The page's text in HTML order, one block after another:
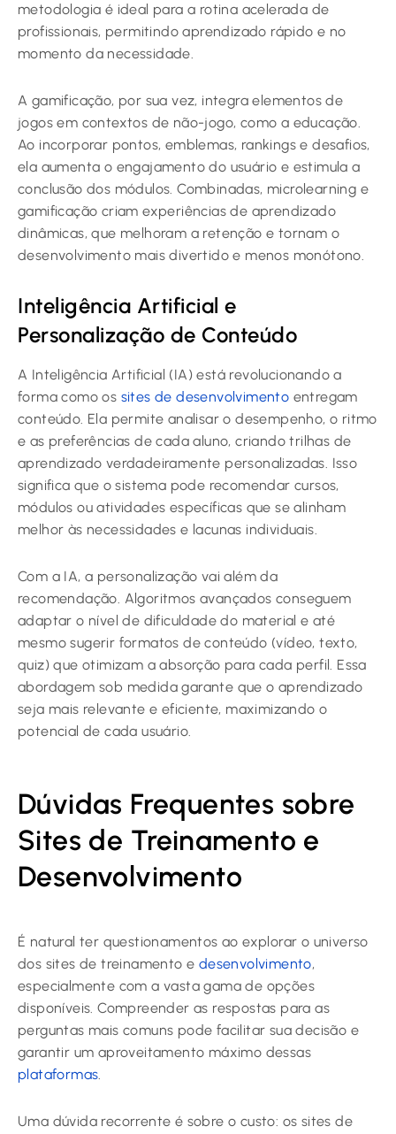
metodologia é ideal para a rotina acelerada de
profissionais, permitindo aprendizado rápido e no
momento da necessidade.
A gamificação, por sua vez, integra elementos de
jogos em contextos de não-jogo, como a educação.
Ao incorporar pontos, emblemas, rankings e desafios,
ela aumenta o engajamento do usuário e estimula a
conclusão dos módulos. Combinadas, microlearning e
gamificação criam experiências de aprendizado
dinâmicas, que melhoram a retenção e tornam o
desenvolvimento mais divertido e menos monótono.
Inteligência Artificial e
Personalização de Conteúdo
A Inteligência Artificial (IA) está revolucionando a
forma como os sites de desenvolvimento entregam
conteúdo. Ela permite analisar o desempenho, o ritmo
e as preferências de cada aluno, criando trilhas de
aprendizado verdadeiramente personalizadas. Isso
significa que o sistema pode recomendar cursos,
módulos ou atividades específicas que se alinham
melhor às necessidades e lacunas individuais.
Com a IA, a personalização vai além da
recomendação. Algoritmos avançados conseguem
adaptar o nível de dificuldade do material e até
mesmo sugerir formatos de conteúdo (vídeo, texto,
quiz) que otimizam a absorção para cada perfil. Essa
abordagem sob medida garante que o aprendizado
seja mais relevante e eficiente, maximizando o
potencial de cada usuário.
Dúvidas Frequentes sobre
Sites de Treinamento e
Desenvolvimento
É natural ter questionamentos ao explorar o universo
dos sites de treinamento e desenvolvimento,
especialmente com a vasta gama de opções
disponíveis. Compreender as respostas para as
perguntas mais comuns pode facilitar sua decisão e
garantir um aproveitamento máximo dessas
plataformas.
Uma dúvida recorrente é sobre o custo: os sites de